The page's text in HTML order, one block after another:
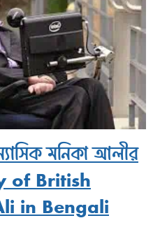
মনিকা আলীর
of British
in Bengali